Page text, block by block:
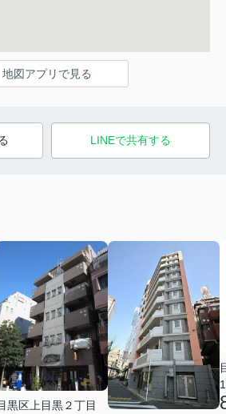
地図アプリで見る
LINEで共有する
黒区上目黒２丁目